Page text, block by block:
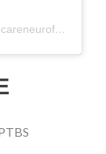
Ein Beitrag geteilt von Brain-Care (@braincareneurofeedback)